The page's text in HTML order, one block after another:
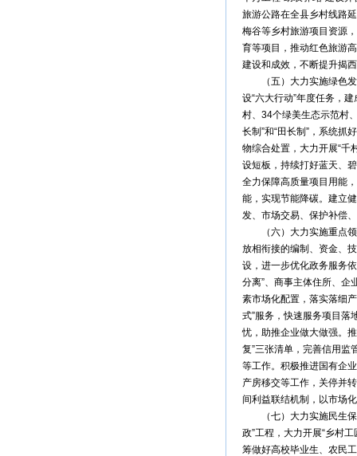
旅游公路在全县乡村线路
梅谷等乡村旅游项目资源
育等项目，推动红色旅游
建设和成效，不断提升揭
（五）大力实施绿色发
设“六大行动”年度任务，
村、34个绿美生态示范村
长制”和“田长制”，系统抓
物综合处置，大力开展“千
设短板，持续打好蓝天、
全力保障高质量项目用能
能，实现节能降碳。建立
发、市场交易、保护补偿
（六）大力实施重点领
放相衔接的编制、资金、
设，进一步优化政务服务
分离”、商事主体住所、企
素市场化配置，落实落细
式”服务，快速服务项目落
忧，助推企业做大做强。
复”三张清单，完善信用监
等工作。积极推进国有企
产房移交等工作，关停并
间利益联结机制，以市场
（七）大力实施民生保
政”工程，大力开展“乡村
筹做好高校毕业生、农民